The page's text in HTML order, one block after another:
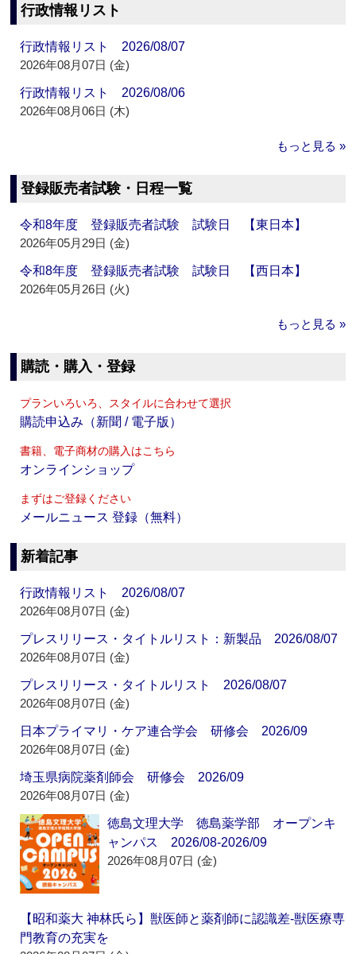
行政情報リスト
行政情報リスト 2026/08/07
2026年08月07日 (金)
行政情報リスト 2026/08/06
2026年08月06日 (木)
もっと見る »
登録販売者試験・日程一覧
令和8年度 登録販売者試験 試験日 【東日本】
2026年05月29日 (金)
令和8年度 登録販売者試験 試験日 【西日本】
2026年05月26日 (火)
もっと見る »
購読・購入・登録
プランいろいろ、スタイルに合わせて選択
購読申込み（新聞 / 電子版）
書籍、電子商材の購入はこちら
オンラインショップ
まずはご登録ください
メールニュース 登録（無料）
新着記事
行政情報リスト 2026/08/07
2026年08月07日 (金)
プレスリリース・タイトルリスト：新製品 2026/08/07
2026年08月07日 (金)
プレスリリース・タイトルリスト 2026/08/07
2026年08月07日 (金)
日本プライマリ・ケア連合学会 研修会 2026/09
2026年08月07日 (金)
埼玉県病院薬剤師会 研修会 2026/09
2026年08月07日 (金)
徳島文理大学 徳島薬学部 オープンキ
ャンパス 2026/08-2026/09
2026年08月07日 (金)
【昭和薬大 神林氏ら】獣医師と薬剤師に認識差‐獣医療専
門教育の充実を